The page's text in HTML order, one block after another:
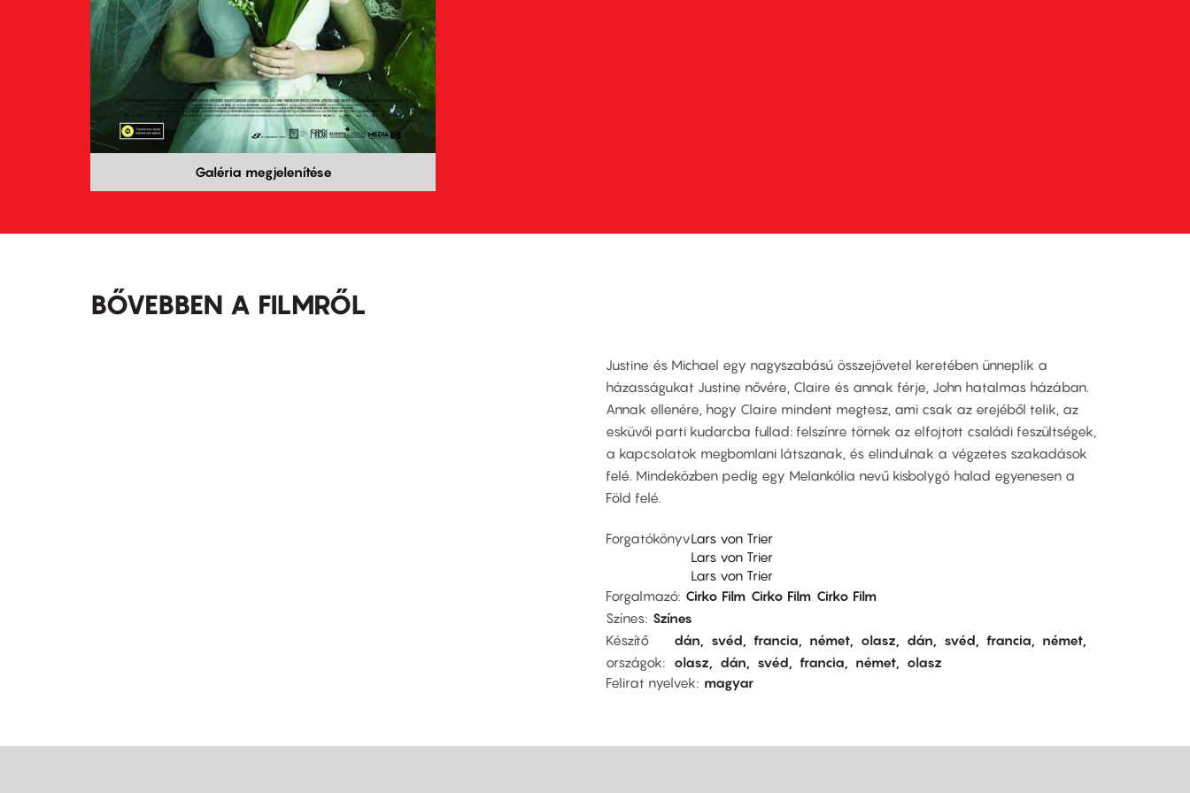
Galéria megjelenítése
BŐVEBBEN A FILMRŐL
Justine és Michael egy nagyszabású összejövetel keretében ünneplik a
házasságukat Justine nővére, Claire és annak férje, John hatalmas házában.
Annak ellenére, hogy Claire mindent megtesz, ami csak az erejéből telik, az
esküvői parti kudarcba fullad: felszínre törnek az elfojtott családi feszültségek,
a kapcsolatok megbomlani látszanak, és elindulnak a végzetes szakadások
felé. Mindeközben pedig egy Melankólia nevű kisbolygó halad egyenesen a
Föld felé.
ForgatókönyvLars von Trier
Lars von Trier
Lars von Trier
Forgalmazó Cirko Film Cirko Film Cirko Film
Színes Színes
Készítő
országok
dán svéd francia német olasz dán svéd francia
német
olasz
dán svéd francia német
olasz
Felirat nyelvek
magyar